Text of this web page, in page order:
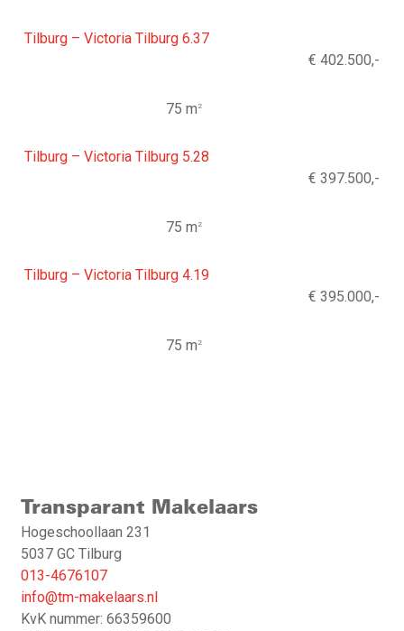
Tilburg – Victoria Tilburg 6.37
€ 402.500,-
75 m 2
Tilburg – Victoria Tilburg 5.28
€ 397.500,-
75 m 2
Tilburg – Victoria Tilburg 4.19
€ 395.000,-
75 m 2
Transparant Makelaars
Hogeschoollaan 231
5037 GC Tilburg
013-4676107
info@tm-makelaars.nl
KvK nummer: 66359600